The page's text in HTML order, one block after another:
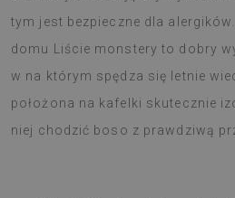
tym jest bezpieczne dla
domu Liście monstery to dobry
w na którym spędza się letnie
położona na kafelki skutecznie
niej chodzić boso z prawdziwą